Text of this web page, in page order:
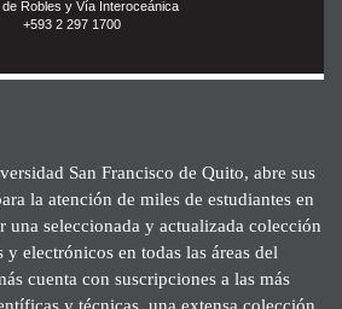
de Robles y Vía Interoceánica
+593 2 297 1700
San Francisco de Quito, abre sus
la atención de miles de estudiantes en
una seleccionada y actualizada colección
electrónicos en todas las áreas del
cuenta con suscripciones a las más
y técnicas, una extensa colección